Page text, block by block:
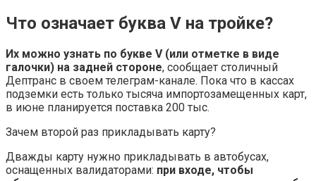
Что означает буква V на тройке?
Их можно узнать по букве V (или отметке в виде
галочки) на задней стороне, сообщает столичный
Дептранс в своем телеграм-канале. Пока что в кассах
подземки есть только тысяча импортозамещенных карт,
в июне планируется поставка 200 тыс.
Зачем второй раз прикладывать карту?
Дважды карту нужно прикладывать в автобусах,
оснащенных валидаторами: при входе, чтобы